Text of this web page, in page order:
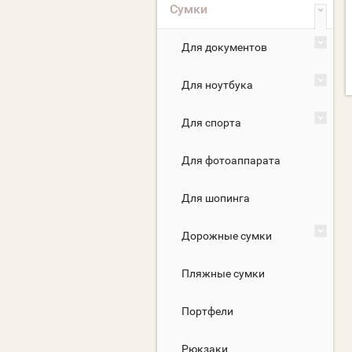
Сумки
Для документов
Для ноутбука
Для спорта
Для фотоаппарата
Для шопинга
Дорожные сумки
Пляжные сумки
Портфели
Рюкзаки